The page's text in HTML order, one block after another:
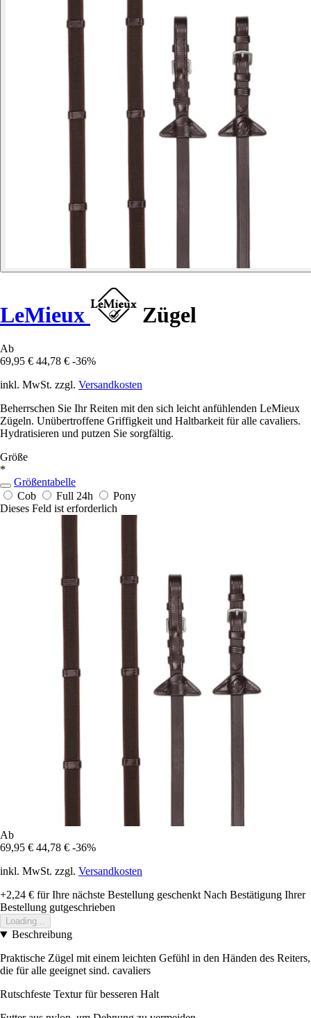
LeMieux Zügel
Ab
69,95 € 44,78 € -36%
inkl. MwSt. zzgl. Versandkosten
Beherrschen Sie Ihr Reiten mit den sich leicht anfühlenden LeMieux
Zügeln. Unübertroffene Griffigkeit und Haltbarkeit für alle cavaliers.
Hydratisieren und putzen Sie sorgfältig.
Größe
*
Größentabelle
Cob
Full 24h
Pony
Dieses Feld ist erforderlich
Ab
69,95 € 44,78 € -36%
inkl. MwSt. zzgl. Versandkosten
+2,24 € für Ihre nächste Bestellung geschenkt Nach Bestätigung Ihrer
Bestellung gutgeschrieben
Loading...
Beschreibung
Praktische Zügel mit einem leichten Gefühl in den Händen des Reiters,
die für alle geeignet sind. cavaliers
Rutschfeste Textur für besseren Halt